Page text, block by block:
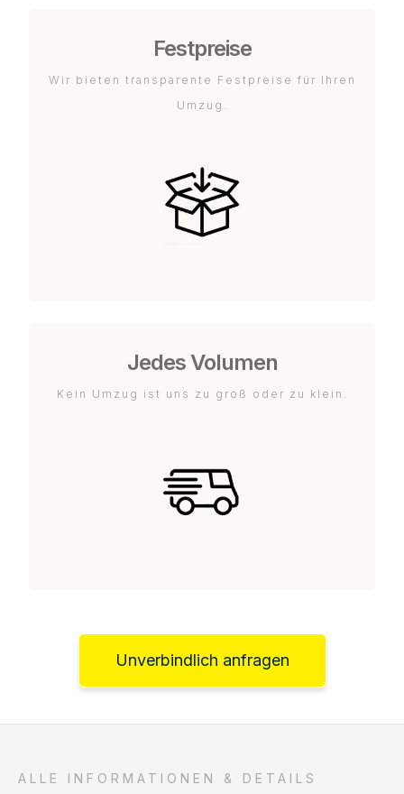
Festpreise
Wir bieten transparente Festpreise für Ihren
Umzug.
Jedes Volumen
Kein Umzug ist uns zu groß oder zu klein.
Unverbindlich anfragen
ALLE INFORMATIONEN & DETAILS